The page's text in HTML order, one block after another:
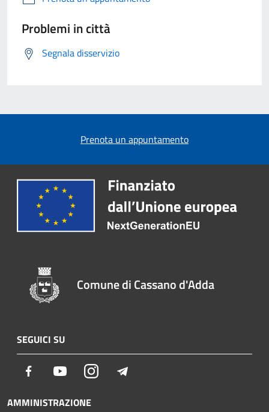
Problemi in città
Segnala disservizio
Prenota un appuntamento
Comune di Cassano d'Adda
SEGUICI SU
Facebook YoutubeInstagram
AMMINISTRAZIONE